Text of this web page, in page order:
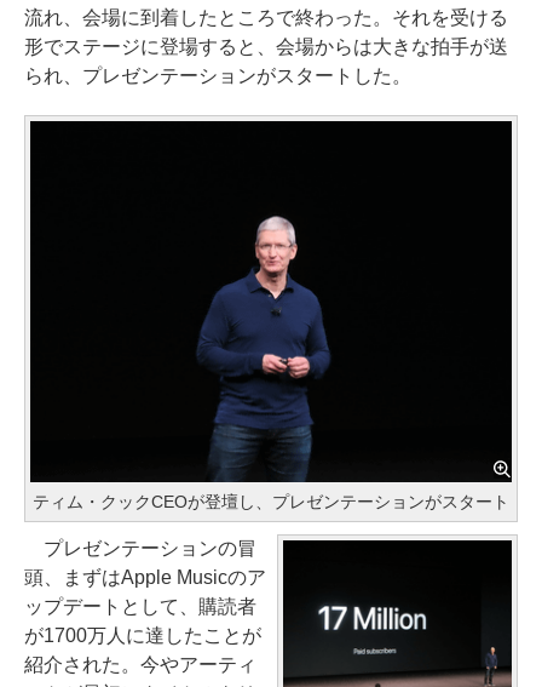
流れ、会場に到着したところで終わった。それを受ける
形でステージに登場すると、会場からは大きな拍手が送
られ、プレゼンテーションがスタートした。
ティム・クックCEOが登壇し、プレゼンテーションがスタート
プレゼンテーションの冒
頭、まずはApple Musicのア
ップデートとして、購読者
が1700万人に達したことが
紹介された。今やアーティ